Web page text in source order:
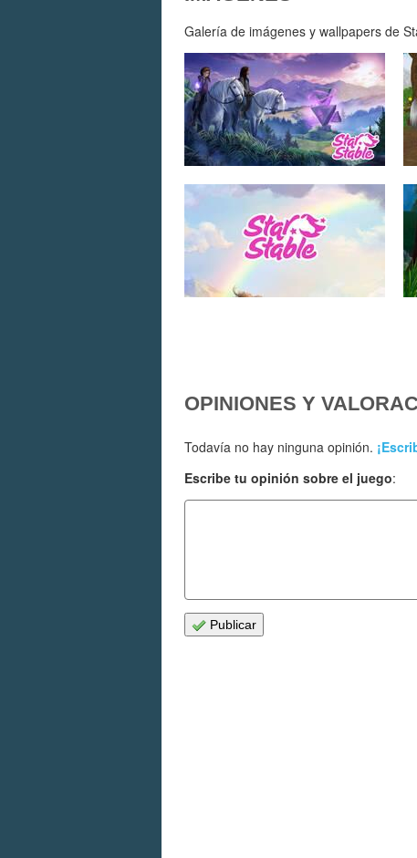
Galería de imágenes y wallpapers de
OPINIONES Y
Todavía no hay ninguna opinión.
Escribe tu opinión sobre el juego:
Publicar